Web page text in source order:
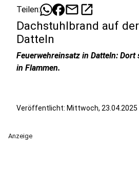
Teilen: mailopen_in_new
Dachstuhlbrand auf
Datteln
Feuerwehreinsatz in Datteln: Dort
in Flammen.
Veröffentlicht: Mittwoch, 23.04.2025
Anzeige